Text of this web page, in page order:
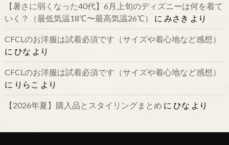
【暑さに弱くなった40代】6月上旬のディズニーは何を着て
いく？（最低気温18℃〜最高気温26℃）
に みさき より
CFCLのお洋服は試着必須です（サイズや着心地など感想）
に ひな より
CFCLのお洋服は試着必須です（サイズや着心地など感想）
に りらこ より
【2026年夏】購入品とスタイリングまとめ に ひな より